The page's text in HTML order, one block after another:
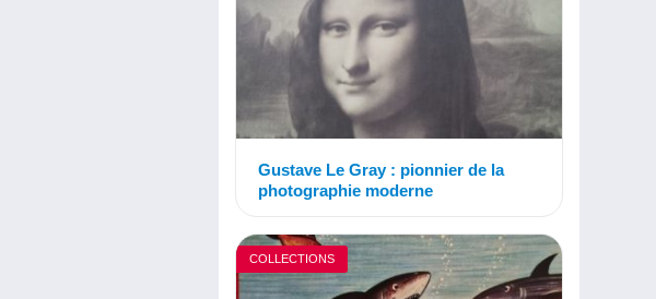
Gustave Le Gray : pionnier de la
photographie moderne
COLLECTIONS